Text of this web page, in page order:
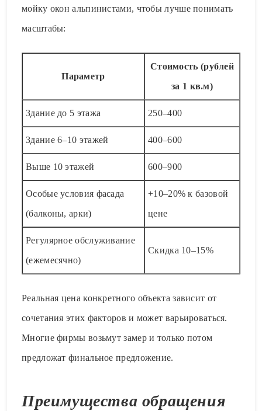
мойку окон альпинистами, чтобы лучше понимать
масштабы:
Параметр
Стоимость (рублей
за 1 кв.м)
Здание до 5 этажа 250–400
Здание 6–10 этажей 400–600
Выше 10 этажей 600–900
Особые условия фасада
(балконы, арки)
+10–20% к базовой
цене
Регулярное обслуживание
(ежемесячно)
Скидка 10–15%
Реальная цена конкретного объекта зависит от
сочетания этих факторов и может варьироваться.
Многие фирмы возьмут замер и только потом
предложат финальное предложение.
Преимущества обращения